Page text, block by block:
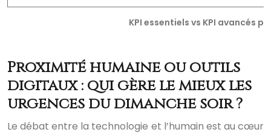
KPI essentiels vs KPI avancés
Proximité humaine ou outils
digitaux : qui gère le mieux les
urgences du dimanche soir ?
Le débat entre la technologie et l’humain est au cœur